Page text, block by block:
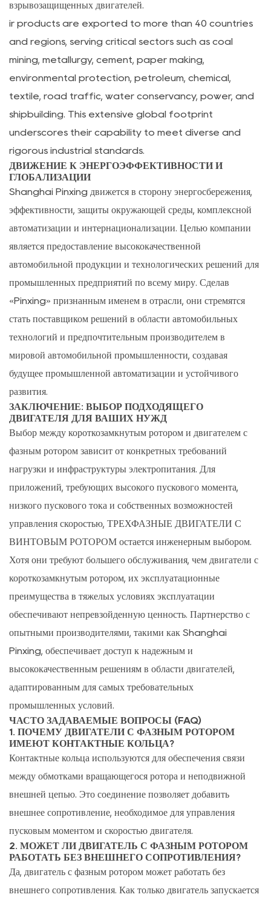
взрывозащищенных двигателей.
ir products are exported to more than 40 countries
and regions, serving critical sectors such as coal
mining, metallurgy, cement, paper making,
environmental protection, petroleum, chemical,
textile, road traffic, water conservancy, power, and
shipbuilding. This extensive global footprint
underscores their capability to meet diverse and
rigorous industrial standards.
ДВИЖЕНИЕ К ЭНЕРГОЭФФЕКТИВНОСТИ И
ГЛОБАЛИЗАЦИИ
Shanghai Pinxing движется в сторону энергосбережения,
эффективности, защиты окружающей среды, комплексной
автоматизации и интернационализации. Целью компании
является предоставление высококачественной
автомобильной продукции и технологических решений для
промышленных предприятий по всему миру. Сделав
«Pinxing» признанным именем в отрасли, они стремятся
стать поставщиком решений в области автомобильных
технологий и предпочтительным производителем в
мировой автомобильной промышленности, создавая
будущее промышленной автоматизации и устойчивого
развития.
ЗАКЛЮЧЕНИЕ: ВЫБОР ПОДХОДЯЩЕГО
ДВИГАТЕЛЯ ДЛЯ ВАШИХ НУЖД
Выбор между короткозамкнутым ротором и двигателем с
фазным ротором зависит от конкретных требований
нагрузки и инфраструктуры электропитания. Для
приложений, требующих высокого пускового момента,
низкого пускового тока и собственных возможностей
управления скоростью, ТРЕХФАЗНЫЕ ДВИГАТЕЛИ С
ВИНТОВЫМ РОТОРОМ остается инженерным выбором.
Хотя они требуют большего обслуживания, чем двигатели с
короткозамкнутым ротором, их эксплуатационные
преимущества в тяжелых условиях эксплуатации
обеспечивают непревзойденную ценность. Партнерство с
опытными производителями, такими как Shanghai
Pinxing, обеспечивает доступ к надежным и
высококачественным решениям в области двигателей,
адаптированным для самых требовательных
промышленных условий.
ЧАСТО ЗАДАВАЕМЫЕ ВОПРОСЫ (FAQ)
1. ПОЧЕМУ ДВИГАТЕЛИ С ФАЗНЫМ РОТОРОМ
ИМЕЮТ КОНТАКТНЫЕ КОЛЬЦА?
Контактные кольца используются для обеспечения связи
между обмотками вращающегося ротора и неподвижной
внешней цепью. Это соединение позволяет добавить
внешнее сопротивление, необходимое для управления
пусковым моментом и скоростью двигателя.
2. МОЖЕТ ЛИ ДВИГАТЕЛЬ С ФАЗНЫМ РОТОРОМ
РАБОТАТЬ БЕЗ ВНЕШНЕГО СОПРОТИВЛЕНИЯ?
Да, двигатель с фазным ротором может работать без
внешнего сопротивления. Как только двигатель запускается